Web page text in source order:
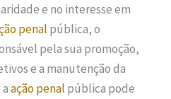
e no interesse em
penal pública, o
pela sua promoção,
e a manutenção da
aação penal pública pode